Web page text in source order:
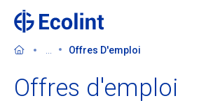
content
Offres D'emploi
Offres d'emploi